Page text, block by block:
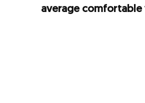
average comfortable